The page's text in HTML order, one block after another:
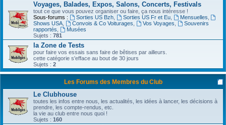
Voyages, Balades, Expos, Salons, Concerts, Festivals
tout ce que vous pouvez organiser ou faire, ça nous intéresse !
Sous-forums :
Sorties US Bzh, Sorties US Fr et Eu, Mensuelles
Shows USA
Convois & Co Voiturages Vos Voyages
Souvenirs
rapportés
Musées
Sujets : 781
la Zone de Tests
pour faire vos essais sans faire de bêtises par ailleurs.
cette catégorie s'efface au bout de 30 jours
Sujets : 2
Les Forums des Membres du Club
Le Clubhouse
toutes les infos entre nous, les actualités, les idées à lancer, les décisions à
prendre, les compte-rendus, etc.
la vie au club entre nous quoi !
Sujets : 160